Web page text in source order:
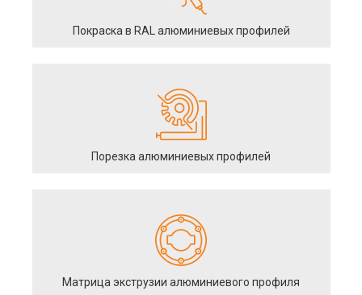
Покраска в RAL алюминиевых профилей
Порезка алюминиевых профилей
Матрица экструзии алюминиевого профиля